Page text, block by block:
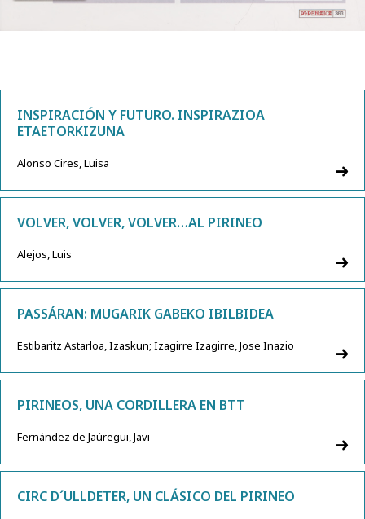
INSPIRACIÓN Y FUTURO. INSPIRAZIOA
ETAETORKIZUNA
Alonso Cires, Luisa
VOLVER, VOLVER, VOLVER…AL PIRINEO
Alejos, Luis
PASSÁRAN: MUGARIK GABEKO IBILBIDEA
Estibaritz Astarloa, Izaskun; Izagirre Izagirre, Jose Inazio
PIRINEOS, UNA CORDILLERA EN BTT
Fernández de Jaúregui, Javi
CIRC D´ULLDETER, UN CLÁSICO DEL PIRINEO